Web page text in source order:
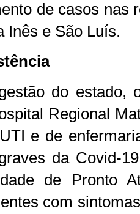
de casos nas
Inês e São Luís.
do estado,
Regional
e de
da Covid-
de Pronto
com